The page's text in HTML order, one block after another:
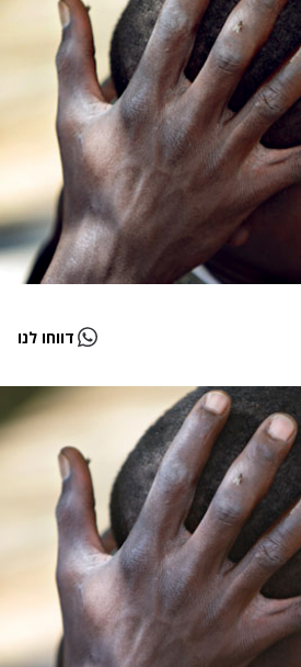
דווחו לנו